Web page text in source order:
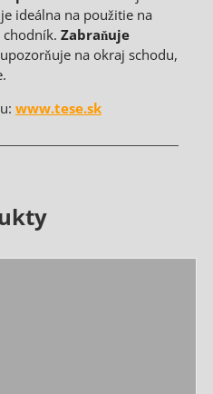
ideálna na použitie na
chodník. Zabraňuje
na okraj schodu,
www.tese.sk